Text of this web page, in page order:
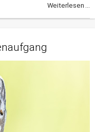
Weiterlesen ...